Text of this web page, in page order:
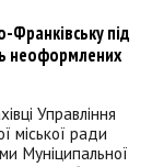
Франківську під
неоформлених
Управління
міської ради
Муніципальної